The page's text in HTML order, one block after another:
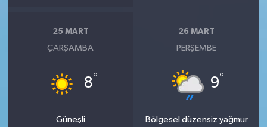
25 MART
ÇARŞAMBA
8°
Güneşli
26 MART
PERŞEMBE
9°
Bölgesel düzensiz yağmur